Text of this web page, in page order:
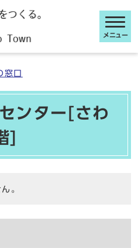
メニュー
窓口
ンター[さわ
]
。